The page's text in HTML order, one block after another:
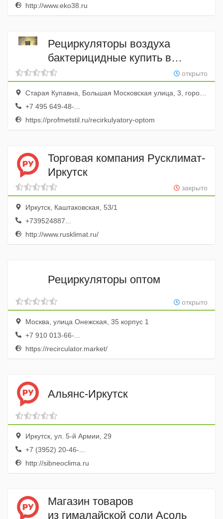
http://www.eko38.ru
Рециркуляторы воздуха
бактерицидные купить в
Москве
открыто
Старая Купавна, Большая Московская улица, 3, город Старая Купавна, Московская область, Россия
+7 495 649-48-...
https://profmetstil.ru/recirkulyatory-optom
Торговая компания Русклимат-
Иркутск
закрыто
Иркутск, Каштаковская, 53/1
+739524887...
http://www.rusklimat.ru/
Рециркуляторы оптом
открыто
Москва, улица Онежская, 35 корпус 1
+7 910 013-66-...
https://recirculator.market/
Альянс-Иркутск
Иркутск, ул. 5-й Армии, 29
+7 (3952) 20-46-...
http://sibneoclima.ru
Магазин товаров
из гималайской соли Асоль